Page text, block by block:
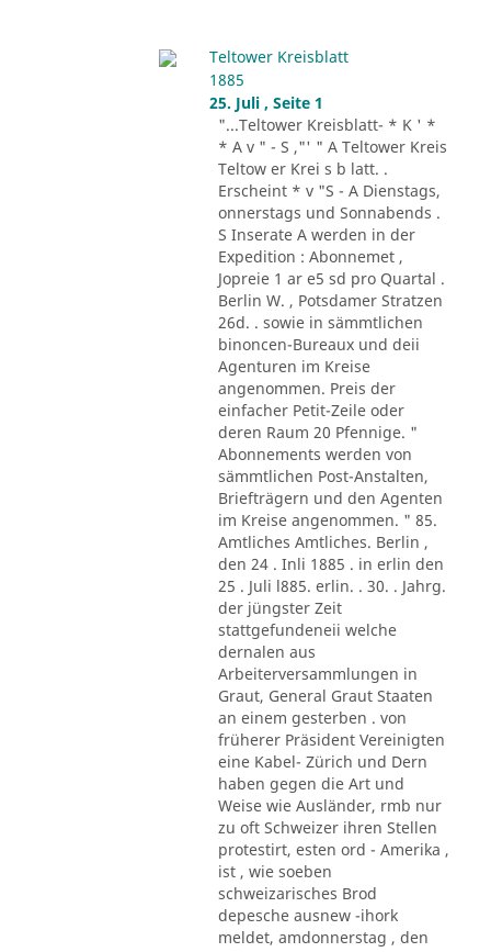
Teltower Kreisblatt
1885
25. Juli , Seite 1
"...Teltower Kreisblatt- * K ' *
* A v " - S ,"' " A Teltower Kreis
Teltow er Krei s b latt. .
Erscheint * v "S - A Dienstags,
onnerstags und Sonnabends .
S Inserate A werden in der
Expedition : Abonnemet ,
Jopreie 1 ar e5 sd pro Quartal .
Berlin W. , Potsdamer Stratzen
26d. . sowie in sämmtlichen
binoncen-Bureaux und deii
Agenturen im Kreise
angenommen. Preis der
einfacher Petit-Zeile oder
deren Raum 20 Pfennige. "
Abonnements werden von
sämmtlichen Post-Anstalten,
Briefträgern und den Agenten
im Kreise angenommen. " 85.
Amtliches Amtliches. Berlin ,
den 24 . Inli 1885 . in erlin den
25 . Juli l885. erlin. . 30. . Jahrg.
der jüngster Zeit
stattgefundeneii welche
dernalen aus
Arbeiterversammlungen in
Graut, General Graut Staaten
an einem gesterben . von
früherer Präsident Vereinigten
eine Kabel- Zürich und Dern
haben gegen die Art und
Weise wie Ausländer, rmb nur
zu oft Schweizer ihren Stellen
protestirt, esten ord - Amerika ,
ist , wie soeben
schweizarisches Brod
depesche ausnew -ihork
meldet, amdonnerstag , den